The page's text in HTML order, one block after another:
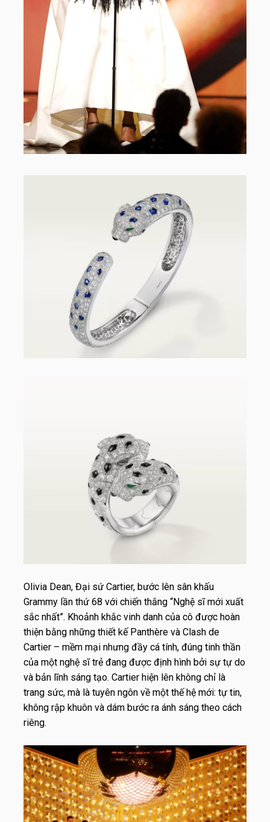
Olivia Dean, Đại sứ Cartier, bước lên sân khấu
Grammy lần thứ 68 với chiến thắng “Nghệ sĩ mới xuất
sắc nhất”. Khoảnh khắc vinh danh của cô được hoàn
thiện bằng những thiết kế Panthère và Clash de
Cartier – mềm mại nhưng đầy cá tính, đúng tinh thần
của một nghệ sĩ trẻ đang được định hình bởi sự tự do
và bản lĩnh sáng tạo. Cartier hiện lên không chỉ là
trang sức, mà là tuyên ngôn về một thế hệ mới: tự tin,
không rập khuôn và dám bước ra ánh sáng theo cách
riêng.